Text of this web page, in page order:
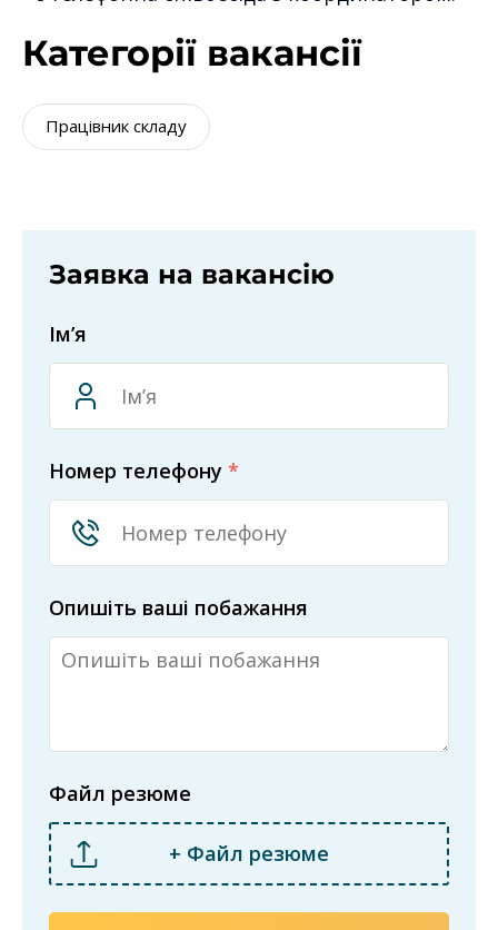
Категорії вакансії
Працівник складу
Заявка на вакансію
Ім’я
Номер телефону *
Опишіть ваші побажання
Файл резюме
+ Файл резюме